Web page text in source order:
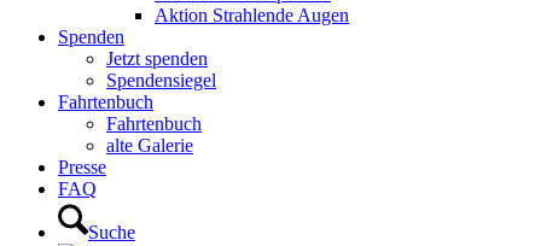
Aktion Strahlende Augen
Spenden
Jetzt spenden
Spendensiegel
Fahrtenbuch
Fahrtenbuch
alte Galerie
Presse
FAQ
Suche